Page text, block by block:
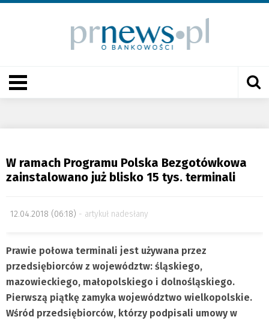
W ramach Programu Polska Bezgotówkowa
zainstalowano już blisko 15 tys. terminali
12.04.2018 (06:18) artykuł nadesłany
Prawie połowa terminali jest używana przez
przedsiębiorców z województw: śląskiego,
mazowieckiego, małopolskiego i dolnośląskiego.
Pierwszą piątkę zamyka województwo wielkopolskie.
Wśród przedsiębiorców, którzy podpisali umowy w